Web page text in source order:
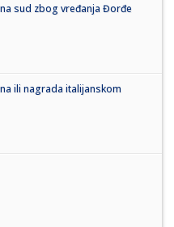
sud zbog vređanja Đorđe
ili nagrada italijanskom